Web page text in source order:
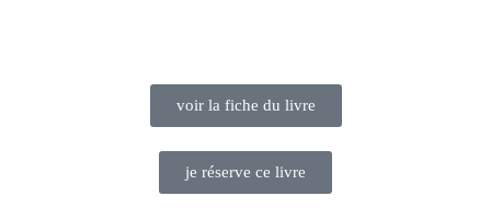
voir la fiche du livre
je réserve ce livre